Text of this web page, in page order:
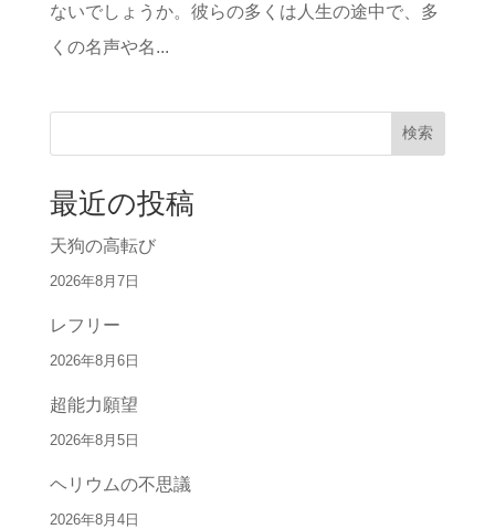
ないでしょうか。彼らの多くは人生の途中で、多
くの名声や名...
検索
最近の投稿
天狗の高転び
2026年8月7日
レフリー
2026年8月6日
超能力願望
2026年8月5日
ヘリウムの不思議
2026年8月4日